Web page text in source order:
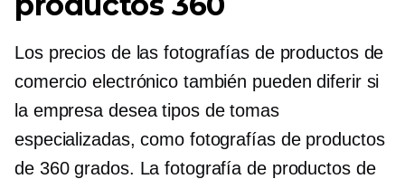
Los precios de las fotografías de productos de
comercio electrónico también pueden diferir si
la empresa desea tipos de tomas
especializadas, como fotografías de productos
de 360 ​​grados. La fotografía de productos de